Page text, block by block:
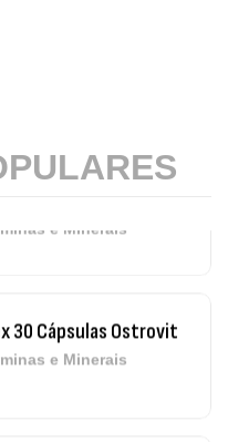
20 Comprimidos
e Minerais
30 Cápsulas Ostrovit